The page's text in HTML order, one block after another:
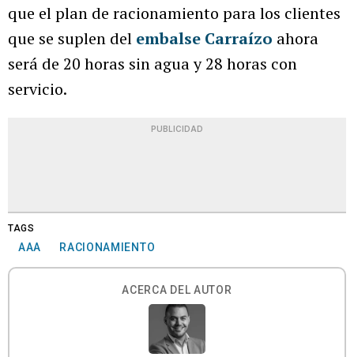
que el plan de racionamiento para los clientes
que se suplen del embalse Carraízo ahora
será de 20 horas sin agua y 28 horas con
servicio.
PUBLICIDAD
TAGS
AAA RACIONAMIENTO
ACERCA DEL AUTOR